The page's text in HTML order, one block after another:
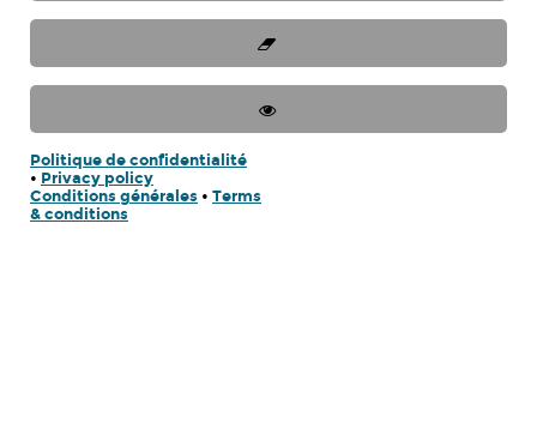
Politique de confidentialité
• Privacy policy
Conditions générales • Terms
& conditions